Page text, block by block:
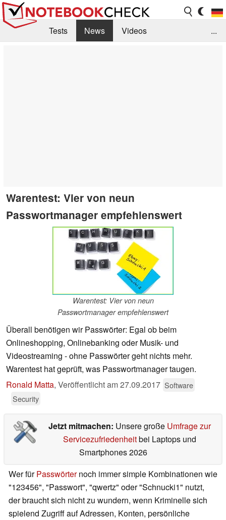
Tests News
Videos
...
Warentest: Vier von neun
Passwortmanager empfehlenswert
Warentest: Vier von neun
Passwortmanager empfehlenswert
Überall benötigen wir Passwörter: Egal ob beim
Onlineshopping, Onlinebanking oder Musik- und
Videostreaming - ohne Passwörter geht nichts mehr.
Warentest hat geprüft, was Passwortmanager taugen.
Ronald Matta, Veröffentlicht am27.09.2017 Software
Security
Jetzt mitmachen: Unsere große Umfrage zur
Servicezufriedenheitbei Laptops und
Smartphones 2026
Wer fürPasswörternoch immer simple Kombinationen wie
"123456", "Passwort", "qwertz" oder "Schnucki1" nutzt,
der braucht sich nicht zu wundern, wenn Kriminelle sich
spielend Zugriff auf Adressen, Konten, persönliche